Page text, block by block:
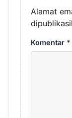
Alamat
Komentar *